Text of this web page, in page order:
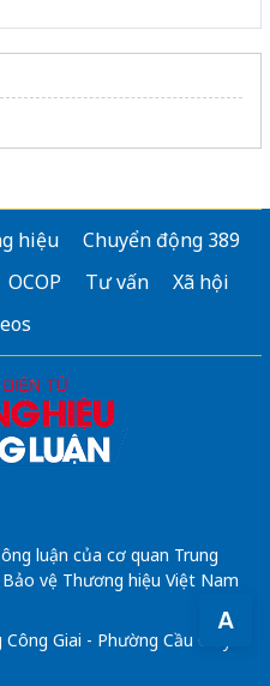
A
hiệu
Chuyển động 389
OCOP Tư vấn
Xã hội
luận của cơ quan Trung
vệ Thương hiệu Việt Nam
Giai - Phường Cầu Giấy -